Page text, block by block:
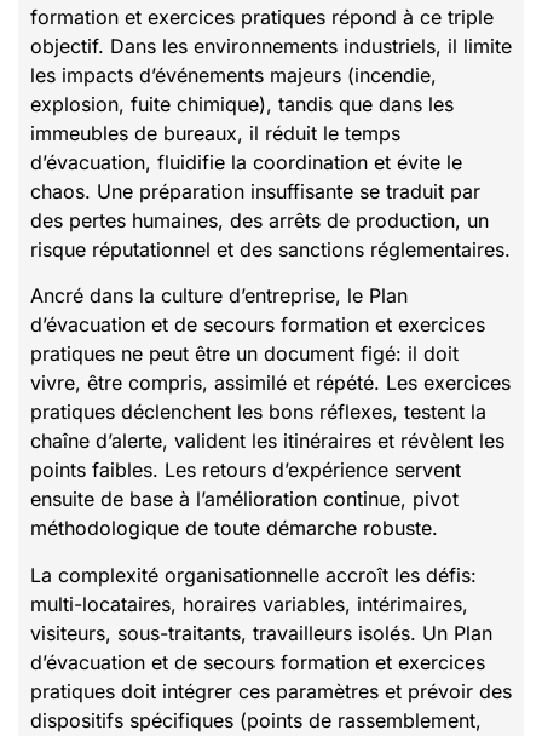
formation et exercices pratiques répond à ce triple
objectif. Dans les environnements industriels, il limite
les impacts d’événements majeurs (incendie,
explosion, fuite chimique), tandis que dans les
immeubles de bureaux, il réduit le temps
d’évacuation, fluidifie la coordination et évite le
chaos. Une préparation insuffisante se traduit par
des pertes humaines, des arrêts de production, un
risque réputationnel et des sanctions réglementaires.
Ancré dans la culture d’entreprise, le Plan
d’évacuation et de secours formation et exercices
pratiques ne peut être un document figé: il doit
vivre, être compris, assimilé et répété. Les exercices
pratiques déclenchent les bons réflexes, testent la
chaîne d’alerte, valident les itinéraires et révèlent les
points faibles. Les retours d’expérience servent
ensuite de base à l’amélioration continue, pivot
méthodologique de toute démarche robuste.
La complexité organisationnelle accroît les défis:
multi-locataires, horaires variables, intérimaires,
visiteurs, sous-traitants, travailleurs isolés. Un Plan
d’évacuation et de secours formation et exercices
pratiques doit intégrer ces paramètres et prévoir des
dispositifs spécifiques (points de rassemblement,